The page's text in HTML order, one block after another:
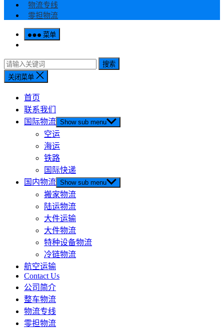
物流专线
零担物流
菜单
搜索
关闭菜单
首页
联系我们
国际物流 Show sub menu
空运
海运
铁路
国际快递
国内物流 Show sub menu
搬家物流
陆运物流
大件运输
大件物流
特种设备物流
冷链物流
航空运输
Contact Us
公司简介
整车物流
物流专线
零担物流